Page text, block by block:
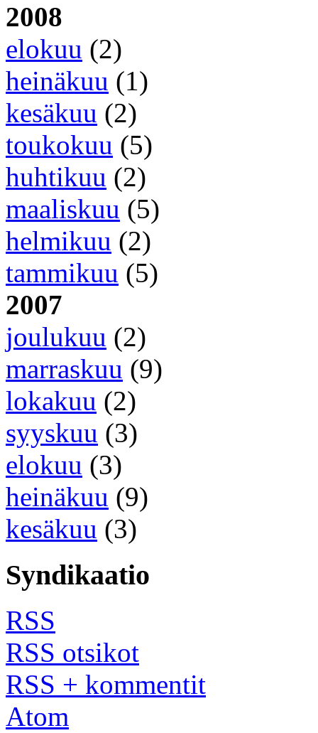
2008
elokuu (2)
heinäkuu (1)
kesäkuu (2)
toukokuu (5)
huhtikuu (2)
maaliskuu (5)
helmikuu (2)
tammikuu (5)
2007
joulukuu (2)
marraskuu (9)
lokakuu (2)
syyskuu (3)
elokuu (3)
heinäkuu (9)
kesäkuu (3)
Syndikaatio
RSS
RSS otsikot
RSS + kommentit
Atom